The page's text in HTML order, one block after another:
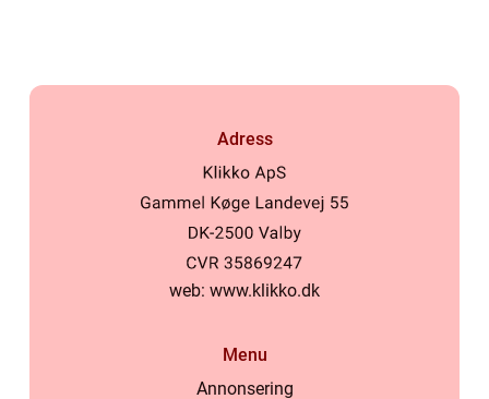
Adress
web: www.klikko.dk
Menu
Annonsering